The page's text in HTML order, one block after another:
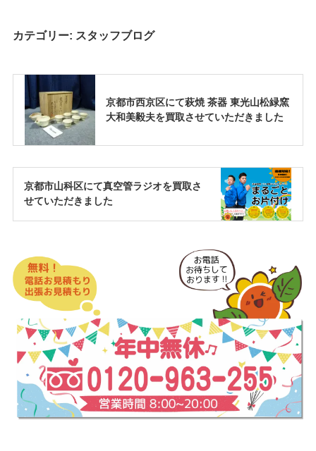
カテゴリー: スタッフブログ
京都市西京区にて萩焼 茶器 東光山松緑窯
大和美毅夫を買取させていただきました
京都市山科区にて真空管ラジオを買取さ
せていただきました